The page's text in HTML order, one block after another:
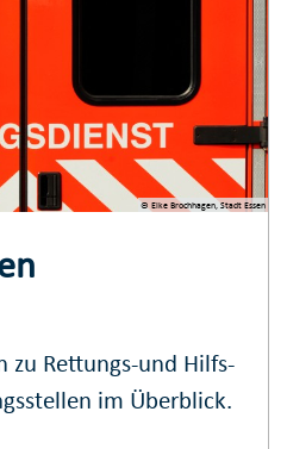
© Elke Brochhagen, Stadt Essen
zu Rettungs-und Hilfs­
im Überblick.